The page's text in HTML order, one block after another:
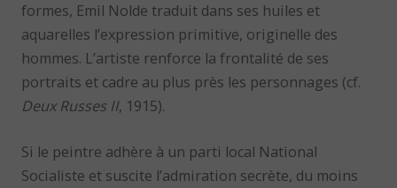
formes, Emil Nolde traduit dans ses huiles et
aquarelles l’expression primitive, originelle des
hommes. L’artiste renforce la frontalité de ses
portraits et cadre au plus près les personnages (cf.
Deux Russes II, 1915).
Si le peintre adhère à un parti local National
Socialiste et suscite l’admiration secrète, du moins